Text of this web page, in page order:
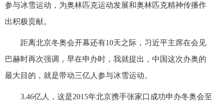
参与冰雪运动，为奥林匹克运动发展和奥林匹克精神传播作
出积极贡献。
距离北京冬奥会开幕还有10天之际，习近平主席在会见
巴赫时再次强调，早在申办时，我就提出，中国这次办奥的
最大目的，就是带动三亿人参与冰雪运动。
3.46亿人，这是2015年北京携手张家口成功申办冬奥会至